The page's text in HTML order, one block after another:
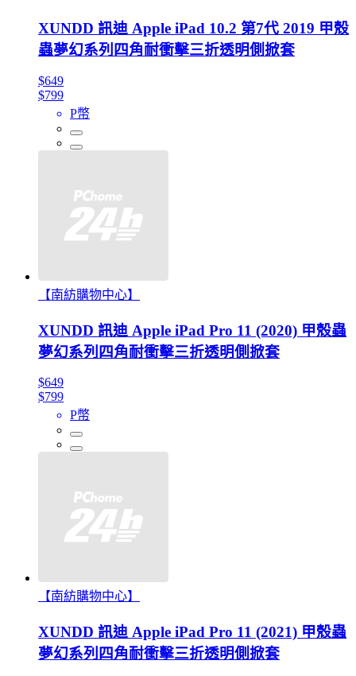
XUNDD 訊迪 Apple iPad 10.2 第7代 2019 甲殼
蟲夢幻系列四角耐衝擊三折透明側掀套
$649
$799
P幣
【南紡購物中心】
XUNDD 訊迪 Apple iPad Pro 11 (2020) 甲殼蟲
夢幻系列四角耐衝擊三折透明側掀套
$649
$799
P幣
【南紡購物中心】
XUNDD 訊迪 Apple iPad Pro 11 (2021) 甲殼蟲
夢幻系列四角耐衝擊三折透明側掀套